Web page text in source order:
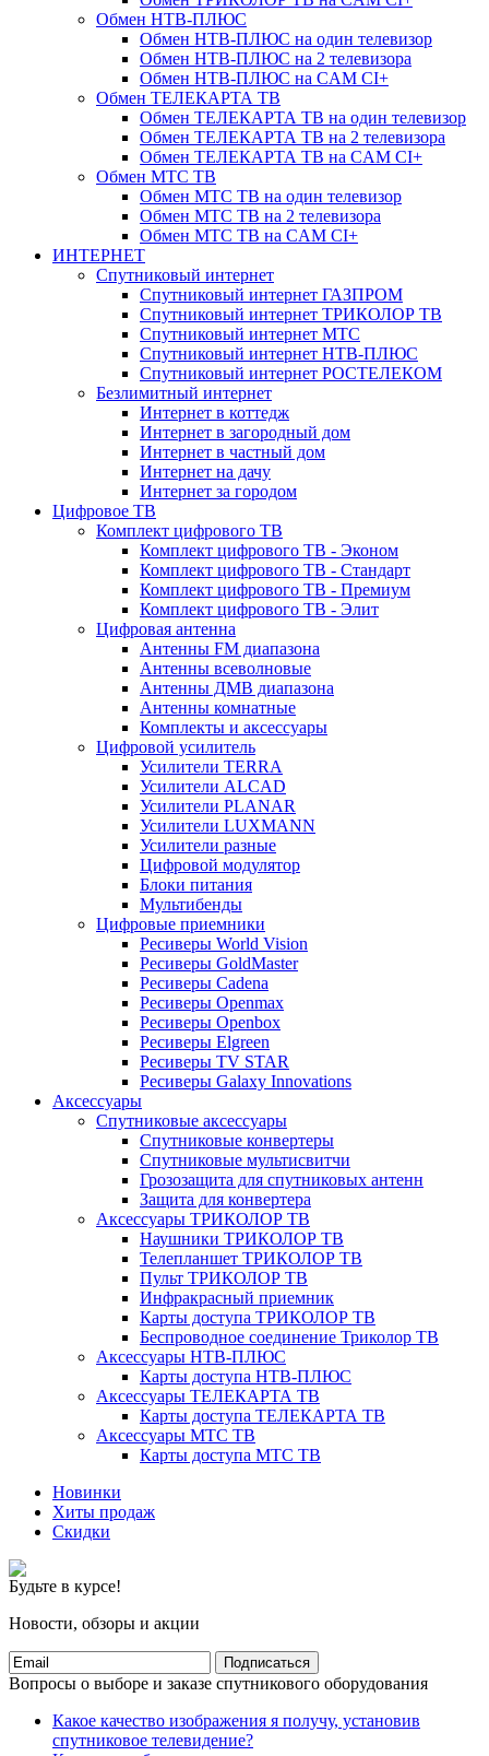
Обмен НТВ-ПЛЮС
Обмен НТВ-ПЛЮС на один телевизор
Обмен НТВ-ПЛЮС на 2 телевизора
Обмен НТВ-ПЛЮС на CAM CI+
Обмен ТЕЛЕКАРТА ТВ
Обмен ТЕЛЕКАРТА ТВ на один телевизор
Обмен ТЕЛЕКАРТА ТВ на 2 телевизора
Обмен ТЕЛЕКАРТА ТВ на CAM CI+
Обмен МТС ТВ
Обмен МТС ТВ на один телевизор
Обмен МТС ТВ на 2 телевизора
Обмен МТС ТВ на CAM CI+
ИНТЕРНЕТ
Спутниковый интернет
Спутниковый интернет ГАЗПРОМ
Спутниковый интернет ТРИКОЛОР ТВ
Спутниковый интернет МТС
Спутниковый интернет НТВ-ПЛЮС
Спутниковый интернет РОСТЕЛЕКОМ
Безлимитный интернет
Интернет в коттедж
Интернет в загородный дом
Интернет в частный дом
Интернет на дачу
Интернет за городом
Цифровое ТВ
Комплект цифрового ТВ
Комплект цифрового ТВ - Эконом
Комплект цифрового ТВ - Стандарт
Комплект цифрового ТВ - Премиум
Комплект цифрового ТВ - Элит
Цифровая антенна
Антенны FM диапазона
Антенны всеволновые
Антенны ДМВ диапазона
Антенны комнатные
Комплекты и аксессуары
Цифровой усилитель
Усилители TERRA
Усилители ALCAD
Усилители PLANAR
Усилители LUXMANN
Усилители разные
Цифровой модулятор
Блоки питания
Мультибенды
Цифровые приемники
Ресиверы World Vision
Ресиверы GoldMaster
Ресиверы Cadena
Ресиверы Openmax
Ресиверы Openbox
Ресиверы Elgreen
Ресиверы TV STAR
Ресиверы Galaxy Innovations
Аксессуары
Спутниковые аксессуары
Спутниковые конвертеры
Спутниковые мультисвитчи
Грозозащита для спутниковых антенн
Защита для конвертера
Аксессуары ТРИКОЛОР ТВ
Наушники ТРИКОЛОР ТВ
Телепланшет ТРИКОЛОР ТВ
Пульт ТРИКОЛОР ТВ
Инфракрасный приемник
Карты доступа ТРИКОЛОР ТВ
Беспроводное соединение Триколор ТВ
Аксессуары НТВ-ПЛЮС
Карты доступа НТВ-ПЛЮС
Аксессуары ТЕЛЕКАРТА ТВ
Карты доступа ТЕЛЕКАРТА ТВ
Аксессуары МТС ТВ
Карты доступа МТС ТВ
Новинки
Хиты продаж
Скидки
Будьте в курсе!
Новости, обзоры и акции
Подписаться
Вопросы о выборе и заказе спутникового оборудования
Какое качество изображения я получу, установив
спутниковое телевидение?